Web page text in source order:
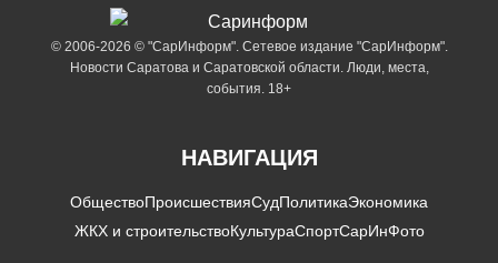
© 2006-2026 © "СарИнформ". Сетевое издание "СарИнформ".
Новости Саратова и Саратовской области. Люди, места,
события. 18+
НАВИГАЦИЯ
ОбществоПроисшествияСудПолитикаЭкономика
ЖКХ и строительствоКультураСпортСарИнФото